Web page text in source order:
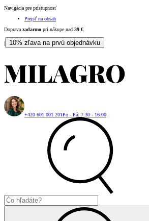
Navigácia pre prístupnosť
Prejsť na obsah
Doprava zadarmo pri nákupe nad 39 €
| 10% zľava na prvú objednávku
+420 601 001 201Po - Pá: 7:30 - 16:00